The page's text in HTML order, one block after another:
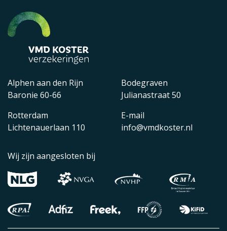
Alphen aan den Rijn
Baronie 60-66
Rotterdam
Lichtenauerlaan 110
Bodegraven
Julianastraat 50
E-mail
info@vmdkoster.nl
Wij zijn aangesloten bij